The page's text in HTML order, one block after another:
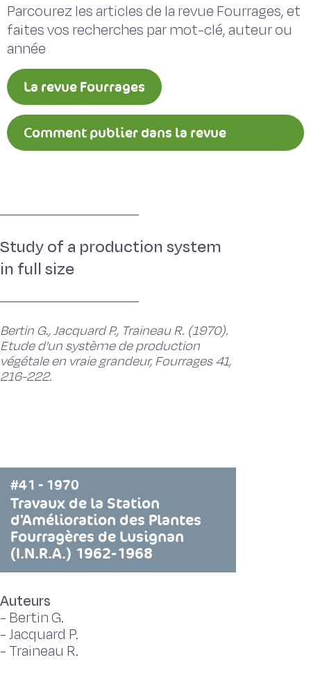
Parcourez les articles de la revue Fourrages, et
faites vos recherches par mot-clé, auteur ou
année
La revue Fourrages
Comment publier dans la revue
Study of a production system
in full size
Bertin G., Jacquard P., Traineau R. (1970).
Etude d'un système de production
végétale en vraie grandeur, Fourrages 41,
216-222.
#41 - 1970
Travaux de la Station
d'Amélioration des Plantes
Fourragères de Lusignan
(I.N.R.A.) 1962-1968
Auteurs
- Bertin G.
-Jacquard P.
- Traineau R.